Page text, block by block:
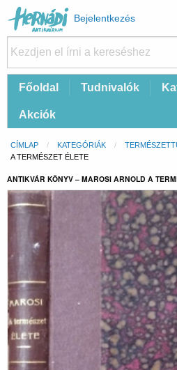
Felhasználói
fiók
menüje
Bejelentkezés
FőFőoldal Tudnivalók
Akciók
Morzsa
CÍMLAP KATEGÓRIÁK
CURRENT:
A TERMÉSZET ÉLETE
ANTIKVÁR KÖNYV – MAROSI ARNOLD A